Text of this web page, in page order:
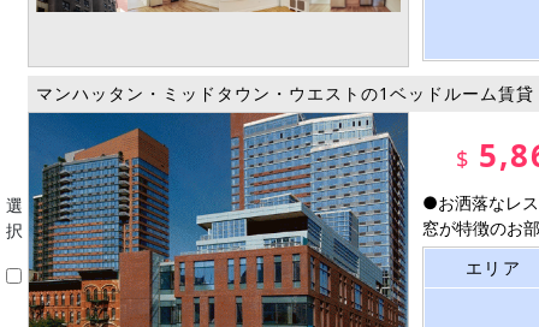
選
択
マンハッタン・ミッドタウン・ウエストの1ベッドルーム賃
$
●お洒落なレ
窓が特徴のお
エリア